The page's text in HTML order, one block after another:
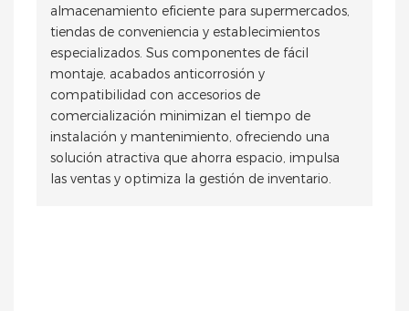
almacenamiento eficiente para supermercados,
tiendas de conveniencia y establecimientos
especializados. Sus componentes de fácil
montaje, acabados anticorrosión y
compatibilidad con accesorios de
comercialización minimizan el tiempo de
instalación y mantenimiento, ofreciendo una
solución atractiva que ahorra espacio, impulsa
las ventas y optimiza la gestión de inventario.